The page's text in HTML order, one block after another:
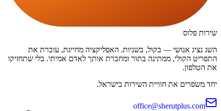
שירות פלוס
השג נציג אנושי — בקול, בשניות. האפליקציה מחייגת, עוברת את
התפריט הקולי, ממתינה בתור ומחברת אותך לאדם אמיתי. בלי שתחזיקו
את הטלפון.
יחד משפרים את חוויית השירות בישראל.
office@sherutplus.com